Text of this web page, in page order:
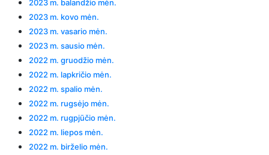
2023 m. balandžio mėn.
2023 m. kovo mėn.
2023 m. vasario mėn.
2023 m. sausio mėn.
2022 m. gruodžio mėn.
2022 m. lapkričio mėn.
2022 m. spalio mėn.
2022 m. rugsėjo mėn.
2022 m. rugpjūčio mėn.
2022 m. liepos mėn.
2022 m. birželio mėn.